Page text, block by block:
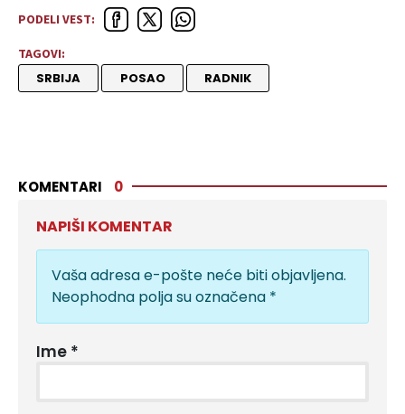
PODELI VEST:
TAGOVI:
SRBIJA POSAO RADNIK
KOMENTARI 0
NAPIŠI KOMENTAR
Vaša adresa e-pošte neće biti objavljena.
Neophodna polja su označena *
Ime *